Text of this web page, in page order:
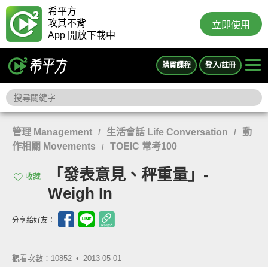
希平方
攻其不背
App 開放下載中
立即使用
購買課程 登入/註冊
管理 Management / 生活會話 Life Conversation /
動
作相關 Movements
/ TOEIC 常考100
收藏
「發表意見、秤重量」-
Weigh In
分享給好友：
觀看次數：10852 • 2013-05-01